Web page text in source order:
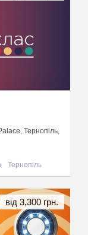
Тернопіль,
Тернопіль
від 3,300 грн.